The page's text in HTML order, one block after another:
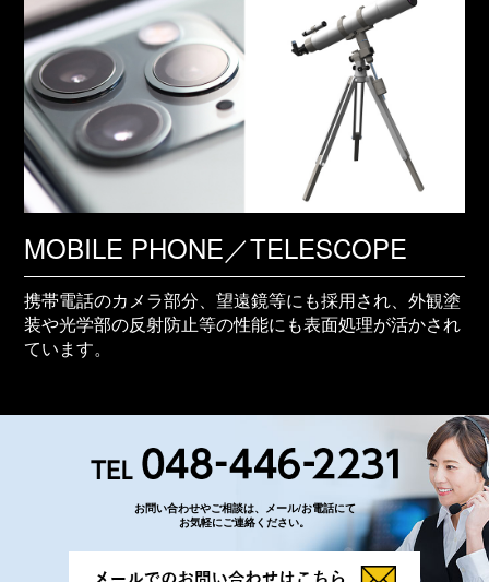
MOBILE PHONE／TELESCOPE
携帯電話のカメラ部分、望遠鏡等にも採用され、外観塗
装や光学部の反射防止等の性能にも表面処理が活かされ
ています。
お問い合わせやご相談は、メール/お電話にて
お気軽にご連絡ください。